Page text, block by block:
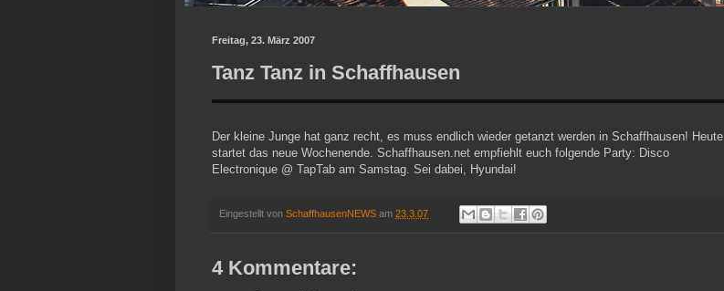
Freitag, 23. März 2007
Tanz Tanz in Schaffhausen
Der kleine Junge hat ganz recht, es muss endlich wieder getanzt werden in Schaffhausen! Heute
startet das neue Wochenende. Schaffhausen.net empfiehlt euch folgende Party: Disco
Electronique @ TapTab am Samstag. Sei dabei, Hyundai!
Eingestellt von SchaffhausenNEWS am 23.3.07
4 Kommentare: